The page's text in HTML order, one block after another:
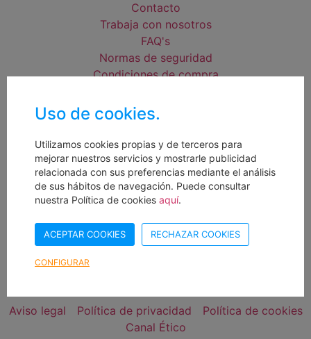
Contacto
Trabaja con nosotros
FAQ's
Normas de seguridad
Condiciones de compra
Acceso Área Corporativa
Datos de contacto
950 467 337
950 467 309
Avenida Ciudad de Valencia, 2B · 04621 · Vera-Playa
· Andalucía · ES
Aviso legal Política de privacidad
Política de cookies
Canal Ético
Uso de cookies.
Utilizamos cookies propias y de terceros para
mejorar nuestros servicios y mostrarle publicidad
relacionada con sus preferencias mediante el análisis
de sus hábitos de navegación. Puede consultar
nuestra Política de cookies aquí.
ACEPTAR COOKIES RECHAZAR COOKIES
CONFIGURAR